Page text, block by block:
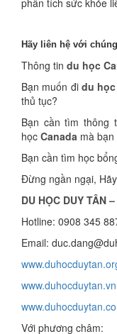
phân tích sức khỏe
Hãy liên hệ với
Thông tin du học
Bạn muốn đi du
thủ tục?
Bạn cần tìm thông
học Canada mà
Bạn cần tìm học
Đừng ngần ngại,
DU HỌC DUY
Hotline: 0908 345
Email:
www.duhocduytan.vn
Với phương châm: